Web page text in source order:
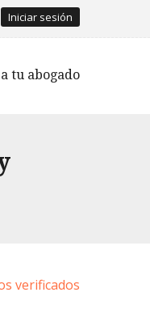
Iniciar sesión
tu abogado
verificados